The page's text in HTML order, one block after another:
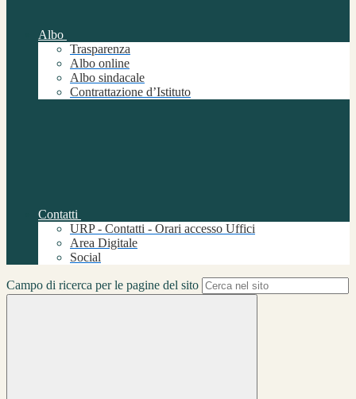
Albo
Trasparenza
Albo online
Albo sindacale
Contrattazione d’Istituto
Contatti
URP - Contatti - Orari accesso Uffici
Area Digitale
Social
Campo di ricerca per le pagine del sito